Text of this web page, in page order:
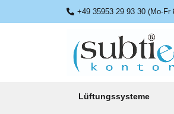
+49 35953 29 93 30 (Mo-Fr
Lüftungssysteme